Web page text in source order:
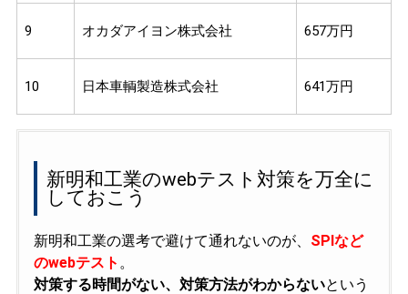
9 オカダアイヨン株式会社 657万円
10 日本車輌製造株式会社 641万円
新明和工業のwebテスト対策を万全に
しておこう
新明和工業の選考で避けて通れないのが、 SPIなど
のwebテスト 。
対策する時間がない、対策方法がわからないという